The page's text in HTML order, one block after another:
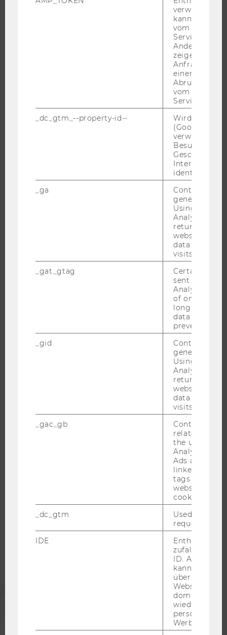
ORGANISATION DER FORSCHUNG
FORSCHUNGSINFRASTRUKTUR
EVENTS ARCHIV
JOBS MIT WU-STUDIUM
KARRIEREKONTAKTE AN DER WU
verwendet
kann, um
vom AMP-
Service
Andere
zeigen Opt-
Anfrage im
einen Fehler
Abrufen
vom AMP
Service an.
_dc_gtm_--property-id--
Wird von
(Google Tag
verwendet,
Besucher
Geschlecht
Interessen zu
identifizieren.
_ga
Contains a
generated
Using this
Analytics can
returning
website and
data from
visits.
_gat_gtag
Certain data
sent to
Analytics a
of once per
long as it is
data
prevented.
_gid
Contains a
generated
Using this
Analytics can
returning
website and
data from
visits.
_gac_gb
Contains
related
the user. If
Analytics and
Ads accounts
linked, the
tags on the
website read
cookie.
_dc_gtm
Used to
request rate.
IDE
Enthält eine
ID. Anhand
kann Google
über
Websites
Werbung